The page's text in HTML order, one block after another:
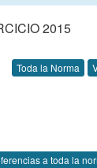
2015
Toda la Norma
a toda la